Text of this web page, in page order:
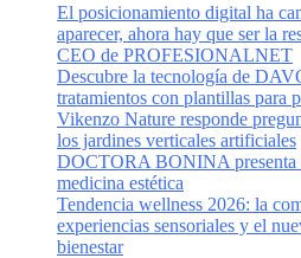
El posicionamiento digital ha
aparecer, ahora hay que ser la
CEO de PROFESIONALNET
Descubre la tecnología de
tratamientos con plantillas para
Vikenzo Nature responde
los jardines verticales artificiales
DOCTORA BONINA presenta
medicina estética
Tendencia wellness 2026: la
experiencias sensoriales y el
bienestar